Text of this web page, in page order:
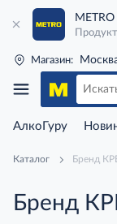
METRO
Магазин:
АлкоГуру
Каталог Бренд
Бренд